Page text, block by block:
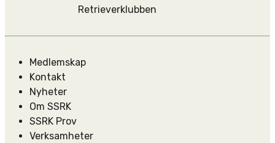
Medlemskap
Kontakt
Nyheter
Om SSRK
SSRK Prov
Verksamheter